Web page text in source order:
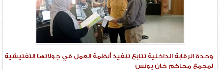
وحدة الرقابة الداخلية تتابع تنفيذ أنظمة العمل في جولاتها التفتيشية
لمجمع محاكم خان يونس